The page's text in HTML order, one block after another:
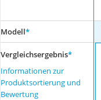
Modell*
Vergleichsergebnis*
Informationen zur
Produktsortierung und
Bewertung